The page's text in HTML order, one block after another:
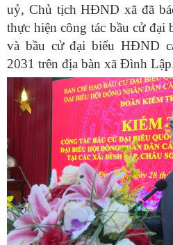
uỷ, Chủ tịch HĐND xã đã
thực hiện công tác bầu cử
và bầu cử đại biểu HĐND
2031 trên địa bàn xã Đình